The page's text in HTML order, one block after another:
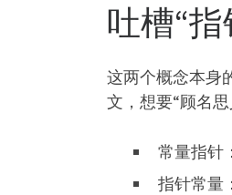
吐槽“
这两个概念本身
文，想要“顾名
常量指针
指针常量